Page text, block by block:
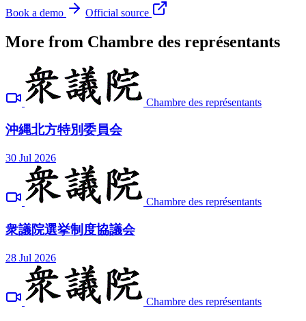
Book a demo
Official source
More from Chambre des représentants
Chambre des représentants
沖縄北方特別委員会
30 Jul 2026
Chambre des représentants
衆議院選挙制度協議会
28 Jul 2026
Chambre des représentants